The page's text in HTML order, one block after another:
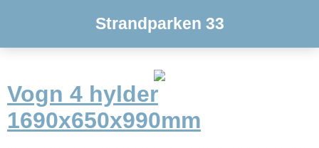
Strandparken 33
Vogn 4 hylder
1690x650x990mm